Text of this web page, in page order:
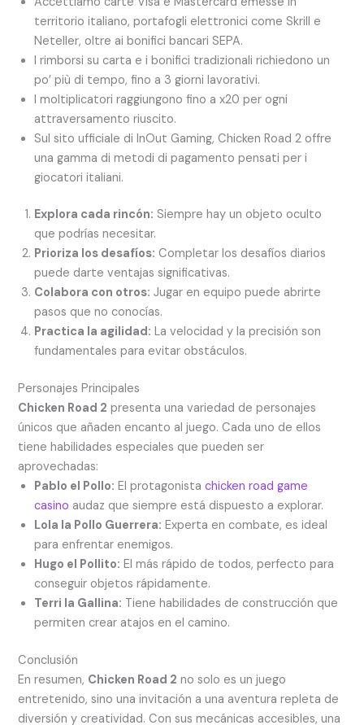
territorio italiano, portafogli elettronici come Skrill e
Neteller, oltre ai bonifici bancari SEPA.
I rimborsi su carta e i bonifici tradizionali richiedono un
po’ più di tempo, fino a 3 giorni lavorativi.
I moltiplicatori raggiungono fino a x20 per ogni
attraversamento riuscito.
Sul sito ufficiale di InOut Gaming, Chicken Road 2 offre
una gamma di metodi di pagamento pensati per i
giocatori italiani.
Explora cada rincón: Siempre hay un objeto oculto
que podrías necesitar.
Prioriza los desafíos: Completar los desafíos diarios
puede darte ventajas significativas.
Colabora con otros: Jugar en equipo puede abrirte
pasos que no conocías.
Practica la agilidad: La velocidad y la precisión son
fundamentales para evitar obstáculos.
Personajes Principales
Chicken Road 2 presenta una variedad de personajes
únicos que añaden encanto al juego. Cada uno de ellos
tiene habilidades especiales que pueden ser
aprovechadas:
Pablo el Pollo: El protagonistachicken road game
casino audaz que siempre está dispuesto a explorar.
Lola la Pollo Guerrera: Experta en combate, es ideal
para enfrentar enemigos.
Hugo el Pollito: El más rápido de todos, perfecto para
conseguir objetos rápidamente.
Terri la Gallina: Tiene habilidades de construcción que
permiten crear atajos en el camino.
Conclusión
En resumen, Chicken Road 2 no solo es un juego
entretenido, sino una invitación a una aventura repleta de
diversión y creatividad. Con sus mecánicas accesibles, una